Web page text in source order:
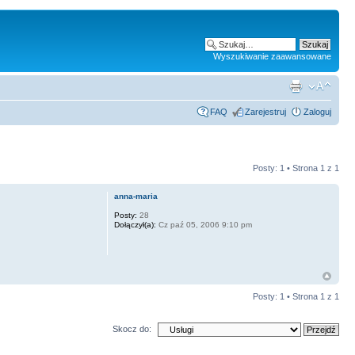
Wyszukiwanie zaawansowane
FAQ Zarejestruj Zaloguj
Posty: 1 • Strona 1 z 1
anna-maria
Posty: 28
Dołączył(a): Cz paź 05, 2006 9:10 pm
Posty: 1 • Strona 1 z 1
Skocz do: